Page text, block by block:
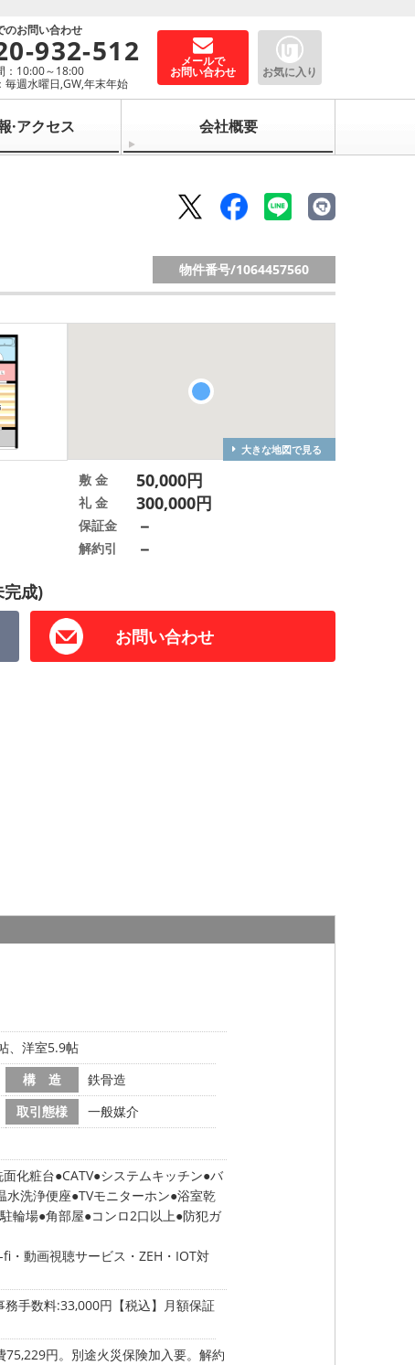
のお問い合わせ
932-512
：10:00～18:00
毎週水曜日,GW,年末年始
メールで
お問い合わせ お気に入り
·アクセス 会社概要
物件番号/1064457560
大きな地図で見る
お問い合わせ
成)
敷 金 50,000円
礼 金 300,000円
保証金 －
解約引 －
、洋室5.9帖
構 造
鉄骨造
取引態様
一般媒介
化粧台 CATV システムキッチン バ
水洗浄便座 TVモニターホン 浴室乾
駐輪場 角部屋 コンロ2口以上 防犯ガ
・動画視聴サービス・ZEH・IOT対
手数料:33,000円【税込】月額保証
円。別途火災保険加入要。解約